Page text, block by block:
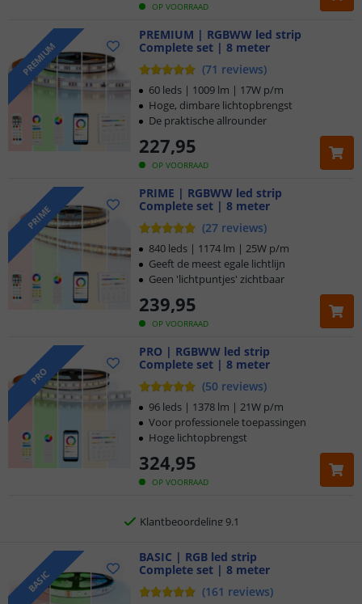
OP VOORRAAD
PREMIUM
PREMIUM | RGBWW led strip
Complete set | 8 meter
(71 reviews)
OP VOORRAAD
227,95
60 leds | 1009 lm | 17W p/m
Hoge, dimbare lichtopbrengst
De praktische allrounder
PRIME
PRIME | RGBWW led strip
Complete set | 8 meter
(27 reviews)
OP VOORRAAD
239,95
840 leds | 1174 lm | 25W p/m
Geeft de meest egale lichtlijn
Geen 'lichtpuntjes' zichtbaar
PRO
PRO | RGBWW led strip
Complete set | 8 meter
(50 reviews)
OP VOORRAAD
324,95
96 leds | 1378 lm | 21W p/m
Voor professionele toepassingen
Hoge lichtopbrengst
Klantbeoordeling 9.1
Voor 23:45 uur besteld,morgen in huis
5 jaar garantie
Gratis verzending vanaf € 20,-
Klantbeoordeling 9.1
Voor 23:45 uur besteld,morgen in huis
BASIC
BASIC | RGB led strip
Complete set | 8 meter
(161 reviews)